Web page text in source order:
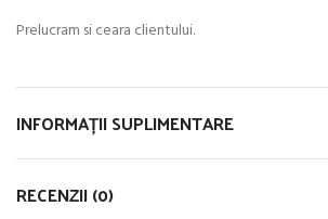
Prelucram si ceara clientului.
INFORMAȚII SUPLIMENTARE
RECENZII (0)